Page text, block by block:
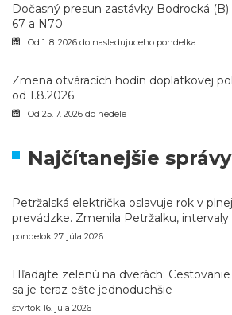
Dočasný presun zastávky Bodrocká (B)
67 a N70
Od 1. 8. 2026 do nasledujuceho pondelka
Zmena otváracích hodín doplatkovej
od 1.8.2026
Od 25. 7. 2026 do nedele
Najčítanejšie správy
Petržalská električka oslavuje rok v plnej
prevádzke. Zmenila Petržalku, intervaly
úrovni metra
pondelok 27. júla 2026
Hľadajte zelenú na dverách: Cestovanie
sa je teraz ešte jednoduchšie
štvrtok 16. júla 2026